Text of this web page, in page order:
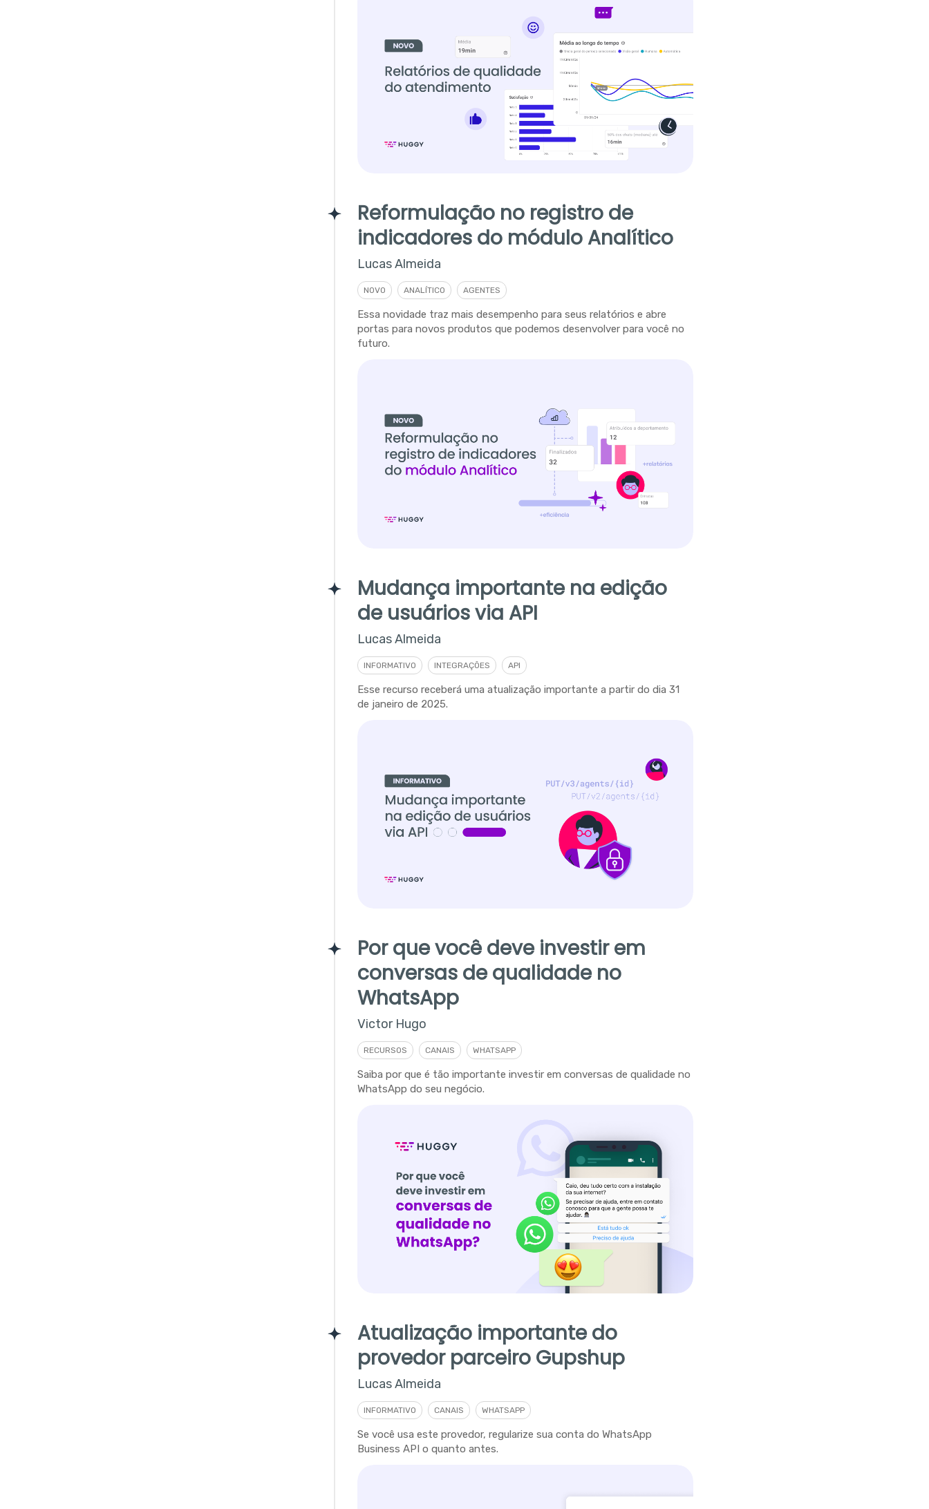
Reformulação no registro de
indicadores do módulo Analítico
Lucas Almeida
NOVO ANALÍTICO AGENTES
Essa novidade traz mais desempenho para seus relatórios e abre
portas para novos produtos que podemos desenvolver para você no
futuro.
Mudança importante na edição
de usuários via API
Lucas Almeida
INFORMATIVO INTEGRAÇÕES API
Esse recurso receberá uma atualização importante a partir do dia 31
de janeiro de 2025.
Por que você deve investir em
conversas de qualidade no
WhatsApp
Victor Hugo
RECURSOS CANAIS WHATSAPP
Saiba por que é tão importante investir em conversas de qualidade no
WhatsApp do seu negócio.
Atualização importante do
provedor parceiro Gupshup
Lucas Almeida
INFORMATIVO CANAIS WHATSAPP
Se você usa este provedor, regularize sua conta do WhatsApp
Business API o quanto antes.